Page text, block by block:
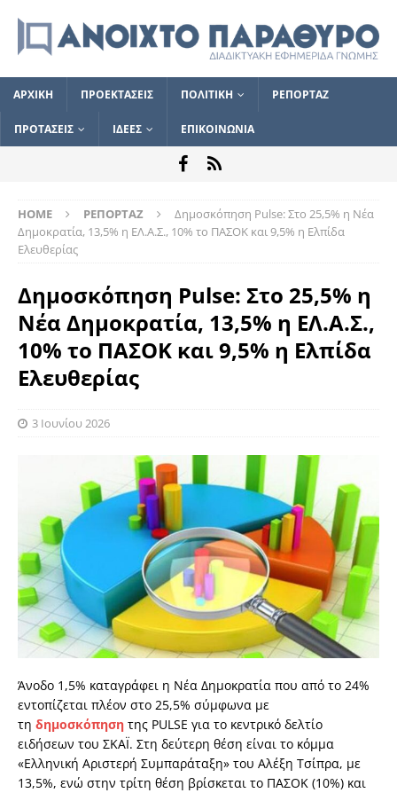
ΑΡΧΙΚΗ ΠΡΟΕΚΤΑΣΕΙΣ ΠΟΛΙΤΙΚΗ ΡΕΠΟΡΤΑΖ
ΠΡΟΤΑΣΕΙΣ ΙΔΕΕΣ ΕΠΙΚΟΙΝΩΝΙΑ
HOME ΡΕΠΟΡΤΑΖ
Δημοσκόπηση Pulse: Στο 25,5% η Νέα
Δημοκρατία, 13,5% η ΕΛ.Α.Σ., 10% το ΠΑΣΟΚ και 9,5% η Ελπίδα
Ελευθερίας
Δημοσκόπηση Pulse: Στο 25,5% η
Νέα Δημοκρατία, 13,5% η ΕΛ.Α.Σ.,
10% το ΠΑΣΟΚ και 9,5% η Ελπίδα
Ελευθερίας
3 Ιουνίου 2026
Άνοδο 1,5% καταγράφει η Νέα Δημοκρατία που από το 24%
εντοπίζεται πλέον στο 25,5% σύμφωνα με
τη δημοσκόπηση της PULSE για το κεντρικό δελτίο
ειδήσεων του ΣΚΑΪ. Στη δεύτερη θέση είναι το κόμμα
«Ελληνική Αριστερή Συμπαράταξη» του Αλέξη Τσίπρα, με
13,5%, ενώ στην τρίτη θέση βρίσκεται το ΠΑΣΟΚ (10%) και